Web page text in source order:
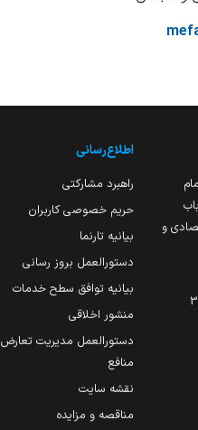
و
اطلاع‌رسانی
راهبرد مشارکتی
حریم خصوصی کاربران
بیانیه تارنما
دستورالعمل بروز رسانی
بیانیه توافق سطح خدمات
منشور اخلاقی
دستورالعمل مدیریت تعارض
منافع
نقشه سایت
مناقصه و مزایده